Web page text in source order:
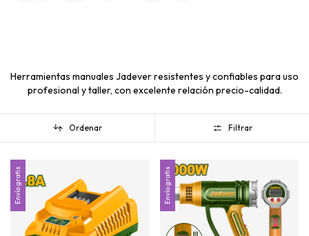
Herramientas manuales Jadever resistentes y confiables para uso
profesional y taller, con excelente relación precio-calidad.
Ordenar Filtrar
Envío gratis Envío gratis